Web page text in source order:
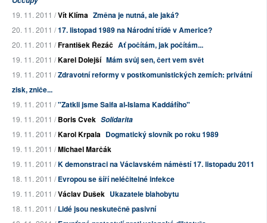
19. 11. 2011 /Vít Klíma Změna je nutná, ale jaká?
20. 11. 2011 /17. listopad 1989 na Národní třídě v Americe?
20. 11. 2011 /František Řezáč Ať počítám, jak počítám...
19. 11. 2011 /Karel Dolejší Mám svůj sen, čert vem svět
19. 11. 2011 /Zdravotní reformy v postkomunistických zemích: privátní
zisk, zniče...
19. 11. 2011 /"Zatkli jsme Saifa al-Islama Kaddáfího"
19. 11. 2011 /Boris Cvek Solidarita
19. 11. 2011 /Karol Krpala Dogmatický slovník po roku 1989
19. 11. 2011 /Michael Marčák
19. 11. 2011 /K demonstraci na Václavském náměstí 17. listopadu 2011
18. 11. 2011 /Evropou se šíří neléčitelné infekce
19. 11. 2011 /Václav Dušek Ukazatele blahobytu
18. 11. 2011 /Lidé jsou neskutečně pasivní